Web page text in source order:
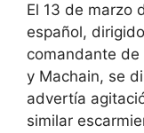
El 13 de marzo
español,
comandante de
y Machain, se
advertía
similar